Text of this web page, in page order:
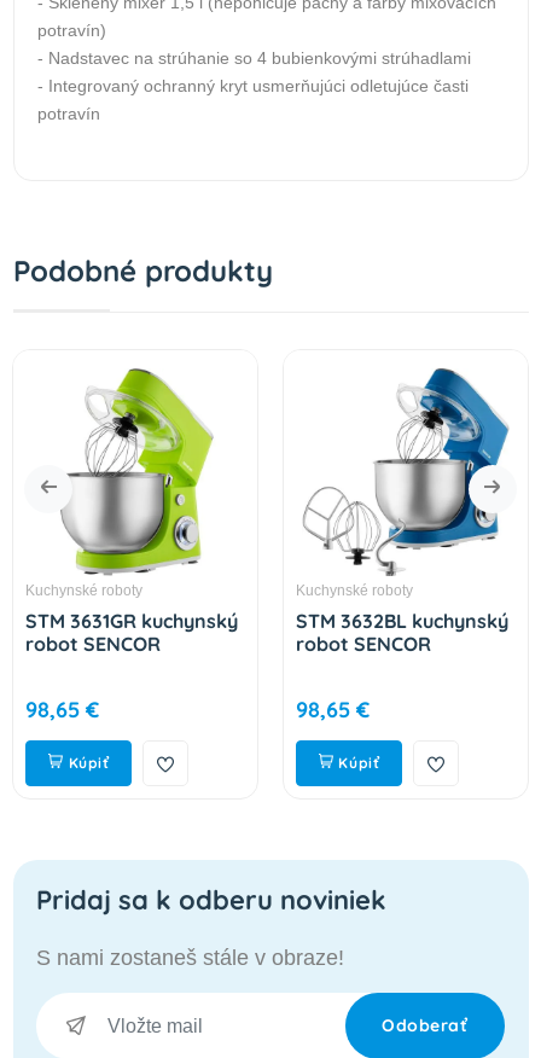
potravín)
- Nadstavec na strúhanie so 4 bubienkovými strúhadlami
- Integrovaný ochranný kryt usmerňujúci odletujúce časti
potravín
Podobné produkty
Kuchynské roboty
STM 3631GR kuchynský
robot SENCOR
98,65 €
Kúpiť
Kuchynské roboty
STM 3632BL kuchynský
robot SENCOR
98,65 €
Kúpiť
Pridaj sa k odberu noviniek
S nami zostaneš stále v obraze!
Odoberať